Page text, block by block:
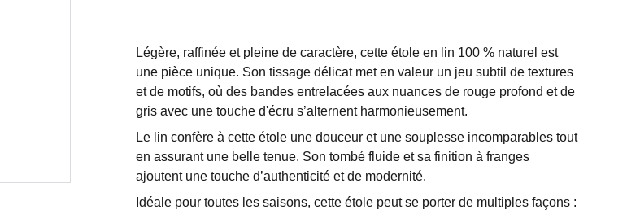
Légère, raffinée et pleine de caractère, cette étole en lin 100 % naturel est
une pièce unique. Son tissage délicat met en valeur un jeu subtil de textures
et de motifs, où des bandes entrelacées aux nuances de rouge profond et de
gris avec une touche d'écru s’alternent harmonieusement.
Le lin confère à cette étole une douceur et une souplesse incomparables tout
en assurant une belle tenue. Son tombé fluide et sa finition à franges
ajoutent une touche d’authenticité et de modernité.
Idéale pour toutes les saisons, cette étole peut se porter de multiples façons :